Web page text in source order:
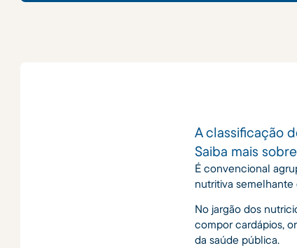
A classificação
Saiba mais
É convencional
nutritiva
No jargão dos
compor cardápios,
da saúde pública.